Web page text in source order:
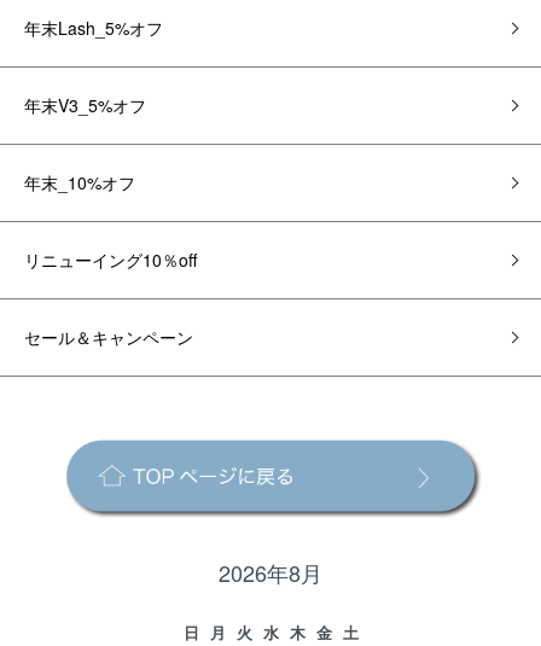
年末Lash_5%オフ
年末V3_5%オフ
年末_10%オフ
リニューイング10％off
セール＆キャンペーン
2026年8月
日 月 火 水 木 金 土